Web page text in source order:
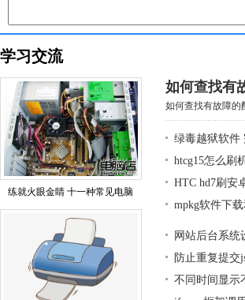
学习交流
练就火眼金睛 十一种常见电脑
如何查找有
如何查找有故障的
绿毒越狱软件
htcg15怎么刷
HTC hd7刷安
mpkg软件下
网站后台系统
防止重复提交
不同时间显示